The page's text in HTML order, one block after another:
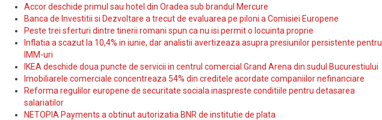
Accor deschide primul sau hotel din Oradea sub brandul Mercure
Banca de Investitii si Dezvoltare a trecut de evaluarea pe piloni a Comisiei Europene
Peste trei sferturi dintre tinerii romani spun ca nu isi permit o locuinta proprie
Inflatia a scazut la 10,4% in iunie, dar analistii avertizeaza asupra presiunilor persistente pentru
IMM-uri
IKEA deschide doua puncte de servicii in centrul comercial Grand Arena din sudul Bucurestiului
Imobiliarele comerciale concentreaza 54% din creditele acordate companiilor nefinanciare
Reforma regulilor europene de securitate sociala inaspreste conditiile pentru detasarea
salariatilor
NETOPIA Payments a obtinut autorizatia BNR de institutie de plata